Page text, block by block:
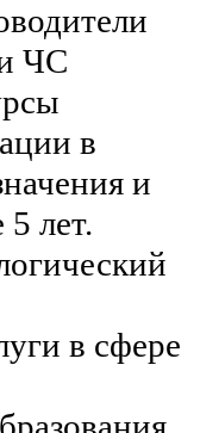
ЧС
в
и
лет.
в сфере